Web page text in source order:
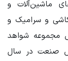
ماشین‌آلات و
و سرامیک و
مجموعه شواهد
صنعت در سال